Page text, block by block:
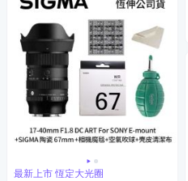
最新上市 恆定大光圈